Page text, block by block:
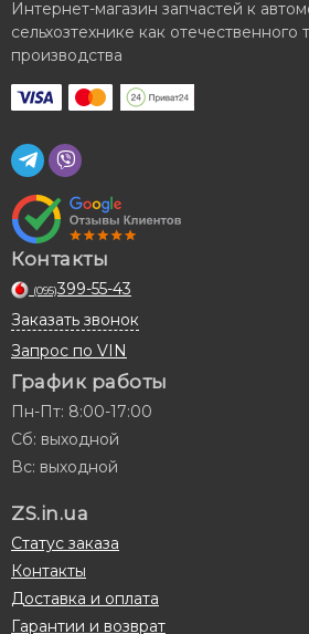
Интернет-магазин запчастей к
сельхозтехнике как отечественного
производства
Контакты
(095)399-55-43
Заказать звонок
Запрос по VIN
График работы
Пн-Пт: 8:00-17:00
Сб: выходной
Вс: выходной
ZS.in.ua
Статус заказа
Контакты
Доставка и оплата
Гарантии и возврат